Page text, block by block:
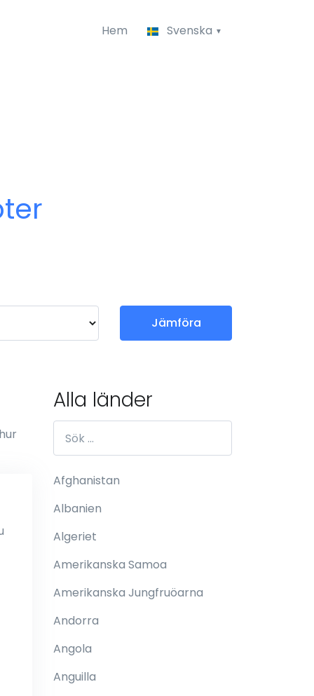
Hem Svenska
Jämföra
Alla länder
Afghanistan
Albanien
Algeriet
Amerikanska Samoa
Amerikanska Jungfruöarna
Andorra
Angola
Anguilla